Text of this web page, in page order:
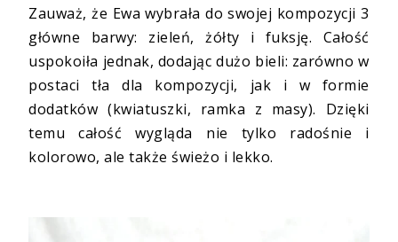
Zauważ, że Ewa wybrała do swojej kompozycji 3
główne barwy: zieleń, żółty i fuksję. Całość
uspokoiła jednak, dodając dużo bieli: zarówno w
postaci tła dla kompozycji, jak i w formie
dodatków (kwiatuszki, ramka z masy). Dzięki
temu całość wygląda nie tylko radośnie i
kolorowo, ale także świeżo i lekko.